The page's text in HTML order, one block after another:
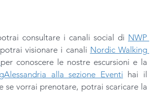
consultare i canali social di NWP
visionare i canali Nordic Walking
per conoscere le nostre escursioni e la
alla sezione Eventi hai il